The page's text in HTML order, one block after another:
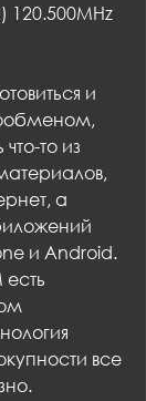
120.500MHz
то из
а
и Android.
есть
все